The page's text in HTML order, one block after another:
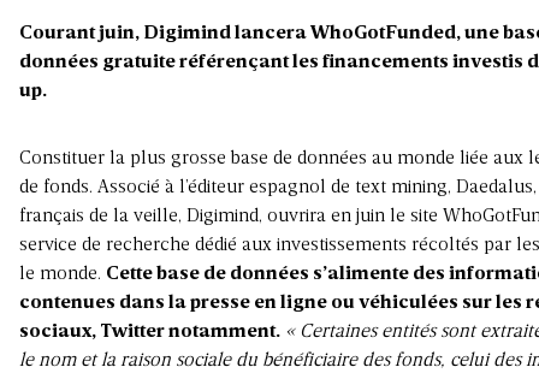
Courant juin, Digimind lancera WhoGotFunded, une
données gratuite référençant les financements investis
up.
Constituer la plus grosse base de données au monde liée aux
de fonds. Associé à l’éditeur espagnol de text mining,
français de la veille, Digimind, ouvrira en juin le site
service de recherche dédié aux investissements récoltés par
le monde. Cette base de données s’alimente des
contenues dans la presse en ligne ou véhiculées surles
sociaux, Twitter notamment. « Certaines entités sont
le nom et la raison sociale du bénéficiaire des fonds, celui des